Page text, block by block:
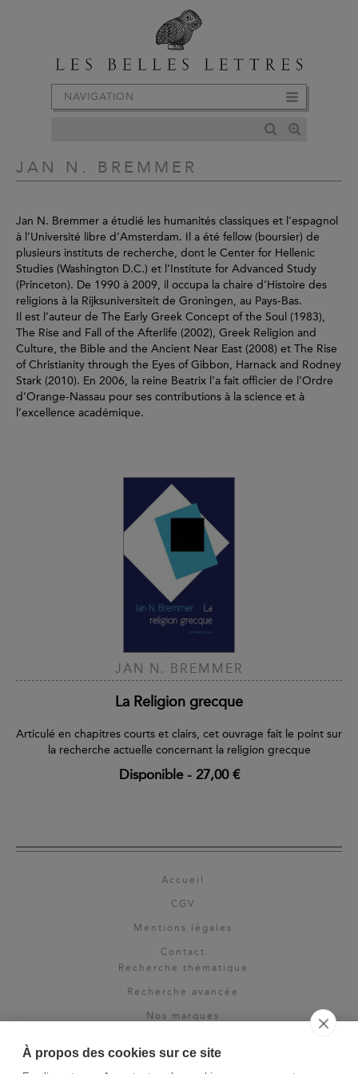
À propos des cookies sur ce site
NAVIGATION
JAN N. BREMMER
Jan N. Bremmer a étudié les humanités classiques et l'espagnol
à l’Université libre d’Amsterdam. Il a été fellow (boursier) de
plusieurs instituts de recherche, dont le Center for Hellenic
Studies (Washington D.C.) et l’Institute for Advanced Study
(Princeton). De 1990 à 2009, il occupa la chaire d’Histoire des
religions à la Rijksuniversiteit de Groningen, au Pays-Bas.
Il est l’auteur de The Early Greek Concept of the Soul (1983),
The Rise and Fall of the Afterlife (2002), Greek Religion and
Culture, the Bible and the Ancient Near East (2008) et The Rise
of Christianity through the Eyes of Gibbon, Harnack and Rodney
Stark (2010). En 2006, la reine Beatrix l’a fait officier de l’Ordre
d’Orange-Nassau pour ses contributions à la science et à
l’excellence académique.
JAN N. BREMMER
La Religion grecque
Articulé en chapitres courts et clairs, cet ouvrage fait le point sur
la recherche actuelle concernant la religion grecque
Disponible- 27,00 €
Accueil
CGV
Mentions légales
Contact
Recherche thématique
Recherche avancée
Nos marques
Espace pro